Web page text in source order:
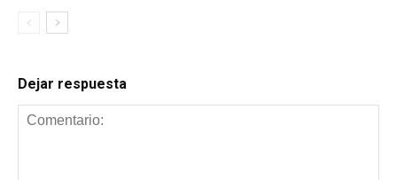
Dejar respuesta